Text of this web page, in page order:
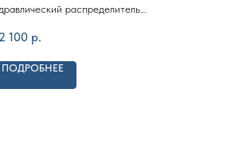
распределитель
EC290
100 р.
ПОДРОБНЕЕ